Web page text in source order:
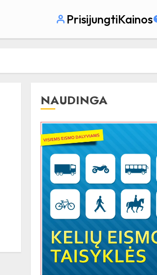
PrisijungtiKainos
NAUDINGA